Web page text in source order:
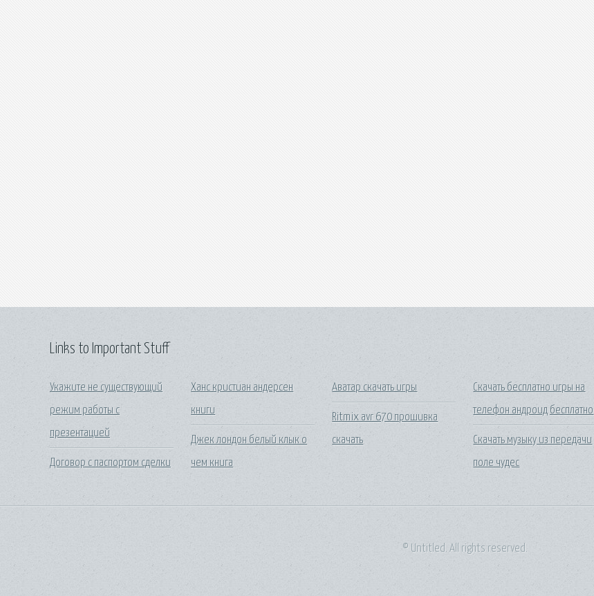
Links to Important Stuff
Укажите не существующий
режим работы с
презентацией
Договор с паспортом сделки
Ханс кристиан андерсен
книги
Джек лондон белый клык о
чем книга
Аватар скачать игры
Ritmix avr 670 прошивка
скачать
Скачать бесплатно игры на
телефон андроид бесплатно
Скачать музыку из передачи
поле чудес
© Untitled. All rights reserved.